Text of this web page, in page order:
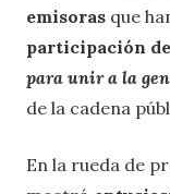
emisoras que
participación
para unir a la
de la cadena
En la rueda de